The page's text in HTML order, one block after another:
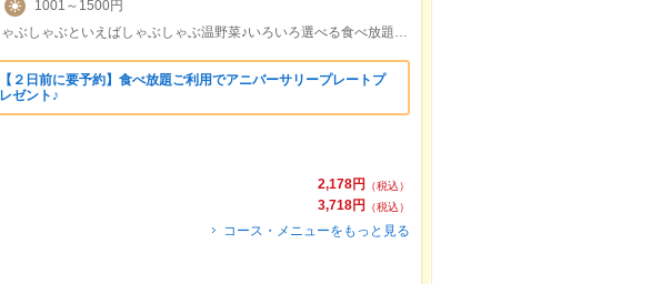
1001～1500円
仙川駅/仙川のしゃぶしゃぶといえばしゃぶしゃぶ温野菜♪いろいろ選べる食べ放題や宴会コースもご用意!喫煙・禁煙席あり
【２日前に要予約】食べ放題ご利用でアニバーサリープレートプ
レゼント♪
2,178円
（税込）
3,718円
（税込）
コース・メニューをもっと見る